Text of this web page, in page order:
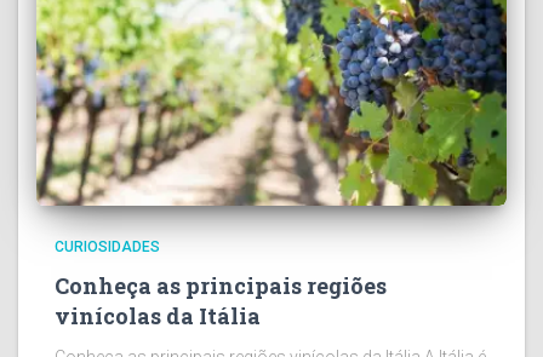
CURIOSIDADES
Conheça as principais regiões
vinícolas da Itália